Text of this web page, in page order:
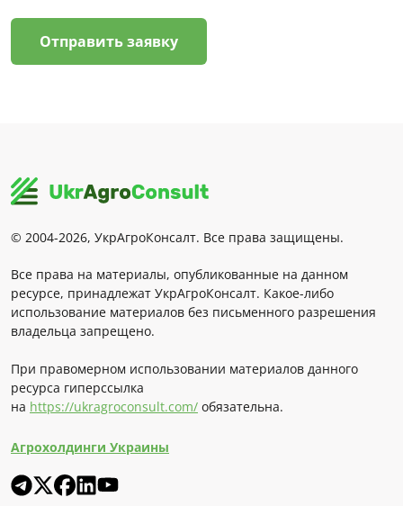
Отправить заявку
© 2004-2026, УкрАгроКонсалт. Все права защищены.
Все права на материалы, опубликованные на данном
ресурсе, принадлежат УкрАгроКонсалт. Какое-либо
использование материалов без письменного разрешения
владельца запрещено.
При правомерном использовании материалов данного
ресурса гиперссылка
на https://ukragroconsult.com/ обязательна.
Агрохолдинги Украины